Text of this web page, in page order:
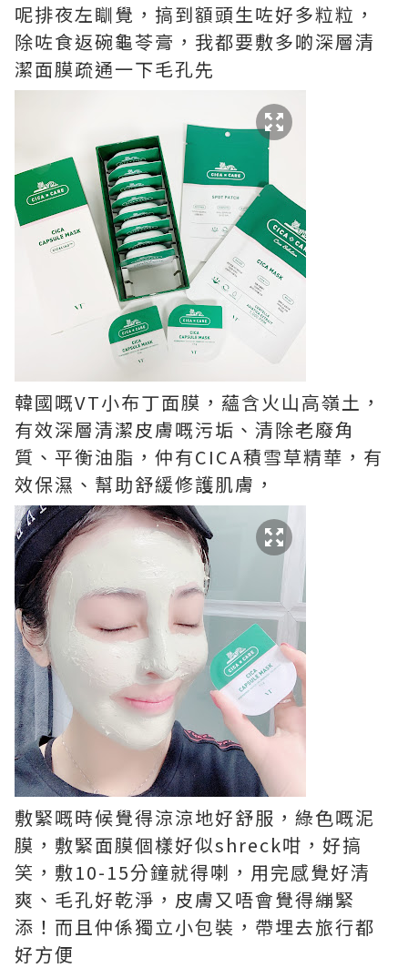
呢排夜左瞓覺，搞到額頭生咗好多粒粒，
除咗食返碗龜苓膏，我都要敷多啲深層清
潔面膜疏通一下毛孔先
韓國嘅VT小布丁面膜，蘊含火山高嶺土，
有效深層清潔皮膚嘅污垢、清除老廢角
質、平衡油脂，仲有CICA積雪草精華，有
效保濕、幫助舒緩修護肌膚，
敷緊嘅時候覺得涼涼地好舒服，綠色嘅泥
膜，敷緊面膜個樣好似shreck咁，好搞
笑，敷10-15分鐘就得喇，用完感覺好清
爽、毛孔好乾淨，皮膚又唔會覺得繃緊
添！而且仲係獨立小包裝，帶埋去旅行都
好方便